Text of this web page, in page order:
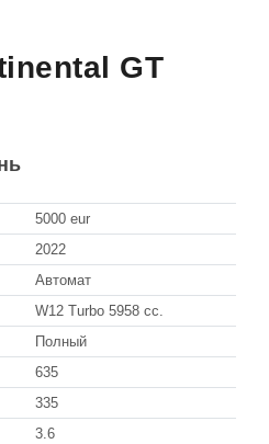
GT
5000 eur
2022
Автомат
W12 Turbo 5958 cc.
Полный
635
335
3.6